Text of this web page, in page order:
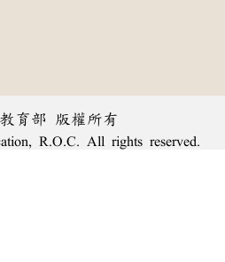
育部 版權所有
R.O.C. All rights reserved.